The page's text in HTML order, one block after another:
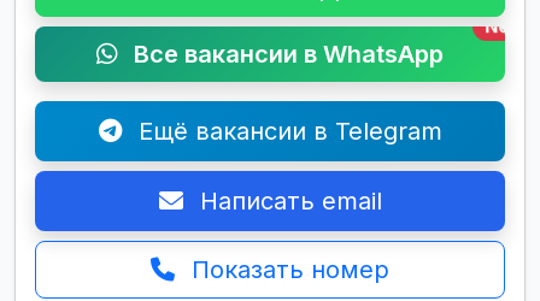
Все вакансии в WhatsApp
New
Ещё вакансии в Telegram
Написать email
Показать номер